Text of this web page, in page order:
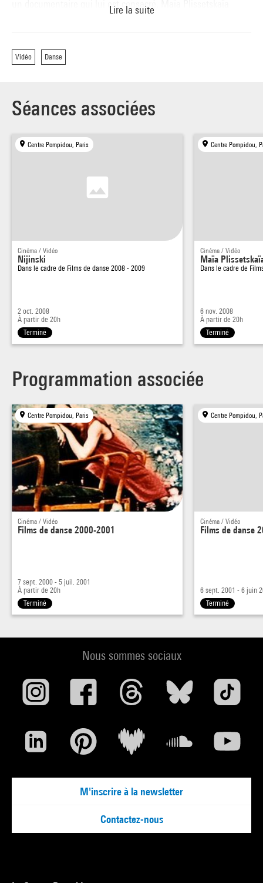
un documentaire qui lui est consacré, Maïa Plissetskaïa
dansait à la fin de sa carrière.
Enfin, Le Tournant de la vie, qui porte à l'écran un autre
Lire la suite
Vidéo Danse
Séances associées
Centre Pompidou, Paris
Cinéma / Vidéo
Nijinski
Dans le cadre de Films de danse 2008 - 2009
2 oct. 2008
À partir de 20h
Terminé
Centre Pompidou,
Cinéma / Vidéo
Maïa
Dans le cadre de
6 nov. 2008
À partir de 20h
Terminé
Programmation associée
Centre Pompidou, Paris
Cinéma / Vidéo
Films de danse 2000-2001
7 sept. 2000 - 5 juil. 2001
À partir de 20h
Terminé
Centre Pompidou,
Cinéma / Vidéo
Films de danse
6 sept. 2001 - 6 juin
Terminé
Nous sommes sociaux
M'inscrire à la newsletter
Contactez-nous